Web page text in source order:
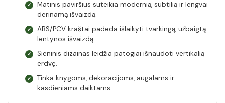
✓
Matinis paviršius suteikia modernią, subtilią ir lengvai
derinamą išvaizdą.
✓
ABS/PCV kraštai padeda išlaikyti tvarkingą, užbaigtą
lentynos išvaizdą.
✓
Sieninis dizainas leidžia patogiai išnaudoti vertikalią
erdvę.
✓
Tinka knygoms, dekoracijoms, augalams ir
kasdieniams daiktams.